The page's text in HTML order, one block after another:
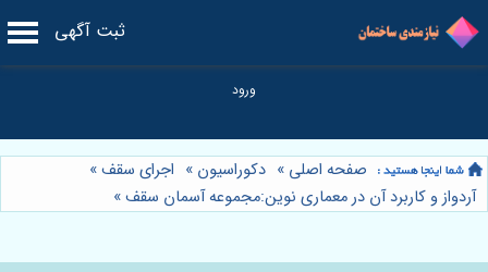
ثبت آگهی
صفحه اصلی » دکوراسیون » اجرای سقف»
آردواز و کاربرد آن در معماری نوین:مجموعه آسمان سقف»